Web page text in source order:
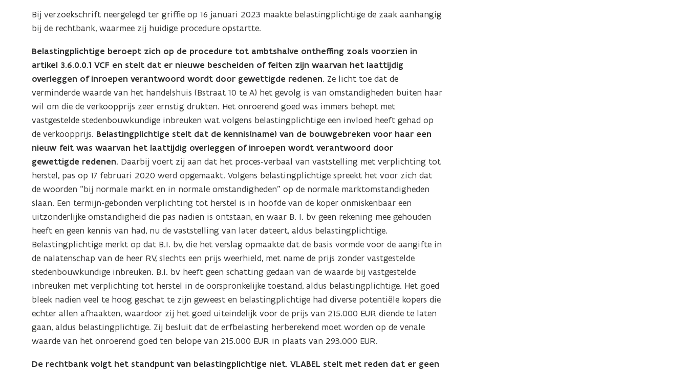
Bij verzoekschrift neergelegd ter griffie op 16 januari 2023 maakte belastingplichtige de zaak aanhangig
bij de rechtbank, waarmee zij huidige procedure opstartte.
Belastingplichtige beroept zich op de procedure tot ambtshalve ontheffing zoals voorzien in
artikel 3.6.0.0.1 VCF en stelt dat er nieuwe bescheiden of feiten zijn waarvan het laattijdig
overleggen of inroepen verantwoord wordt door gewettigde redenen. Ze licht toe dat de
verminderde waarde van het handelshuis (Bstraat 10 te A) het gevolg is van omstandigheden buiten haar
wil om die de verkoopprijs zeer ernstig drukten. Het onroerend goed was immers behept met
vastgestelde stedenbouwkundige inbreuken wat volgens belastingplichtige een invloed heeft gehad op
de verkoopprijs. Belastingplichtige stelt dat de kennis(name) van de bouwgebreken voor haar een
nieuw feit waswaarvan het laattijdig overleggen of inroepen wordt verantwoord door
gewettigde redenen. Daarbij voert zij aan dat het proces-verbaal van vaststelling met verplichting tot
herstel, pas op 17 februari 2020 werd opgemaakt. Volgens belastingplichtige spreekt het voor zich dat
de woorden “bij normale markt en in normale omstandigheden” op de normale marktomstandigheden
slaan. Een termijn-gebonden verplichting tot herstel is in hoofde van de koper onmiskenbaar een
uitzonderlijke omstandigheid die pas nadien is ontstaan, en waar B. I. bv geen rekening mee gehouden
heeft en geen kennis van had, nu de vaststelling van later dateert, aldus belastingplichtige.
Belastingplichtige merkt op dat B.I. bv, die het verslag opmaakte dat de basis vormde voor de aangifte in
de nalatenschap van de heer RV, slechts een prijs weerhield, met name de prijs zonder vastgestelde
stedenbouwkundige inbreuken. B.I. bv heeft geen schatting gedaan van de waarde bij vastgestelde
inbreuken met verplichting tot herstel in de oorspronkelijke toestand, aldus belastingplichtige. Het goed
bleek nadien veel te hoog geschat te zijn geweest en belastingplichtige had diverse potentiële kopers die
echter allen afhaakten, waardoor zij het goed uiteindelijk voor de prijs van 215.000 EUR diende te laten
gaan, aldus belastingplichtige. Zij besluit dat de erfbelasting herberekend moet worden op de venale
waarde van het onroerend goed ten belope van 215.000 EUR in plaats van 293.000 EUR.
De rechtbank volgt het standpunt van belastingplichtige niet. VLABEL stelt met reden dat er geen